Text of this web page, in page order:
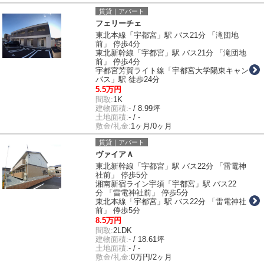
賃貸｜アパート
フェリーチェ
東北本線「宇都宮」駅 バス21分 「滝団地
前」 停歩4分
東北新幹線「宇都宮」駅 バス21分 「滝団地
前」 停歩4分
宇都宮芳賀ライト線「宇都宮大学陽東キャン
パス」駅 徒歩24分
5.5万円
間取:1K
建物面積:- / 8.99坪
土地面積:- / -
敷金/礼金:1ヶ月/0ヶ月
賃貸｜アパート
ヴァイアＡ
東北新幹線「宇都宮」駅 バス22分 「雷電神
社前」 停歩5分
湘南新宿ライン宇須「宇都宮」駅 バス22
分 「雷電神社前」 停歩5分
東北本線「宇都宮」駅 バス22分 「雷電神社
前」 停歩5分
8.5万円
間取:2LDK
建物面積:- / 18.61坪
土地面積:- / -
敷金/礼金:0万円/2ヶ月